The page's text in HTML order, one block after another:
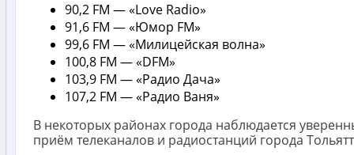
90,2 FM — «Love Radio»
91,6 FM — «Юмор FM»
99,6 FM — «Милицейская волна»
100,8 FM — «DFM»
103,9 FM — «Радио Дача»
107,2 FM — «Радио Ваня»
В некоторых районах города наблюдается
приём телеканалов и радиостанций города